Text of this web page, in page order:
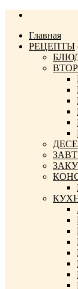
Главная
РЕЦЕПТЫ